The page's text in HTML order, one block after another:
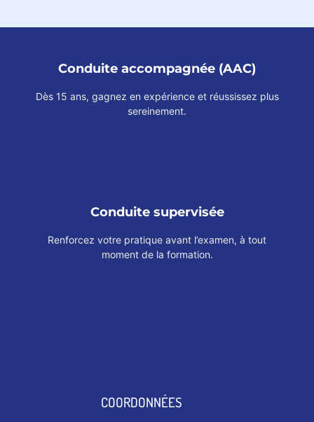
Conduite accompagnée (AAC)
Dès 15 ans, gagnez en expérience et réussissez plus
sereinement.
Conduite supervisée
Renforcez votre pratique avant l’examen, à tout
moment de la formation.
COORDONNÉES